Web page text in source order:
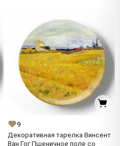
9
Декоративная тарелка Винсент
Ван Гог Пшеничное поле со